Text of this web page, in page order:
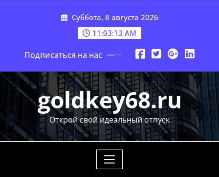
Суббота, 8 августа 2026
11:03:15 AM
Подписаться на нас
goldkey68.ru
Открой свой идеальный отпуск